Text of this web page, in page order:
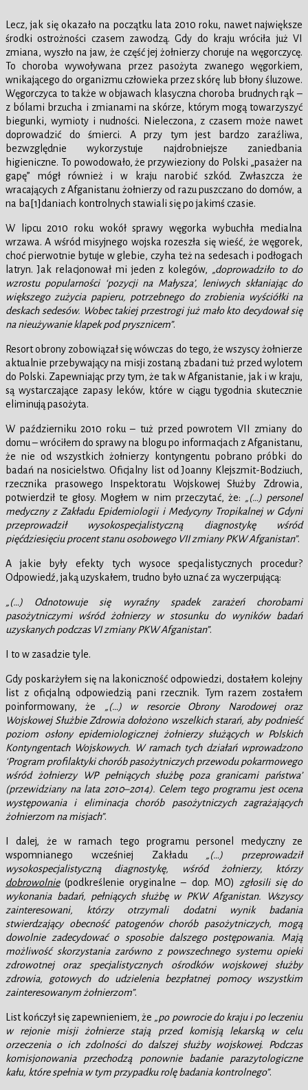
Lecz, jak się okazało na początku lata 2010 roku, nawet największe
środki ostrożności czasem zawodzą. Gdy do kraju wróciła już VI
zmiana, wyszło na jaw, że część jej żołnierzy choruje na węgorczycę.
To choroba wywoływana przez pasożyta zwanego węgorkiem,
wnikającego do organizmu człowieka przez skórę lub błony śluzowe.
Węgorczyca to także w objawach klasyczna choroba brudnych rąk –
z bólami brzucha i zmianami na skórze, którym mogą towarzyszyć
biegunki, wymioty i nudności. Nieleczona, z czasem może nawet
doprowadzić do śmierci. A przy tym jest bardzo zaraźliwa,
bezwzględnie wykorzystuje najdrobniejsze zaniedbania
higieniczne. To powodowało, że przywieziony do Polski „pasażer na
gapę” mógł również i w kraju narobić szkód. Zwłaszcza że
wracających z Afganistanu żołnierzy od razu puszczano do domów, a
na ba[1]daniach kontrolnych stawiali się po jakimś czasie.
W lipcu 2010 roku wokół sprawy węgorka wybuchła medialna
wrzawa. A wśród misyjnego wojska rozeszła się wieść, że węgorek,
choć pierwotnie bytuje w glebie, czyha też na sedesach i podłogach
latryn. Jak relacjonował mi jeden z kolegów, „doprowadziło to do
wzrostu popularności ‘pozycji na Małysza’, leniwych skłaniając do
większego zużycia papieru, potrzebnego do zrobienia wyściółki na
deskach sedesów. Wobec takiej przestrogi już mało kto decydował się
na nieużywanie klapek pod prysznicem”.
Resort obrony zobowiązał się wówczas do tego, że wszyscy żołnierze
aktualnie przebywający na misji zostaną zbadani tuż przed wylotem
do Polski. Zapewniając przy tym, że tak w Afganistanie, jak i w kraju,
są wystarczające zapasy leków, które w ciągu tygodnia skutecznie
eliminują pasożyta.
W październiku 2010 roku – tuż przed powrotem VII zmiany do
domu – wróciłem do sprawy na blogu po informacjach z Afganistanu,
że nie od wszystkich żołnierzy kontyngentu pobrano próbki do
badań na nosicielstwo. Oficjalny list od Joanny Klejszmit-Bodziuch,
rzecznika prasowego Inspektoratu Wojskowej Służby Zdrowia,
potwierdził te głosy. Mogłem w nim przeczytać, że: „(…) personel
medyczny z Zakładu Epidemiologii i Medycyny Tropikalnej w Gdyni
przeprowadził wysokospecjalistyczną diagnostykę wśród
pięćdziesięciu procent stanu osobowego VII zmiany PKW Afganistan”.
A jakie były efekty tych wysoce specjalistycznych procedur?
Odpowiedź, jaką uzyskałem, trudno było uznać za wyczerpującą:
„(…) Odnotowuje się wyraźny spadek zarażeń chorobami
pasożytniczymi wśród żołnierzy w stosunku do wyników badań
uzyskanych podczas VI zmiany PKW Afganistan”.
I to w zasadzie tyle.
Gdy poskarżyłem się na lakoniczność odpowiedzi, dostałem kolejny
list z oficjalną odpowiedzią pani rzecznik. Tym razem zostałem
poinformowany, że
„(…) w resorcie Obrony Narodowej oraz
Wojskowej Służbie Zdrowia dołożono wszelkich starań, aby podnieść
poziom osłony epidemiologicznej żołnierzy służących w Polskich
Kontyngentach Wojskowych. W ramach tych działań wprowadzono
‘Program profilaktyki chorób pasożytniczych przewodu pokarmowego
wśród żołnierzy WP pełniących służbę poza granicami państwa’
(przewidziany na lata 2010–2014). Celem tego programu jest ocena
występowania i eliminacja chorób pasożytniczych zagrażających
żołnierzom na misjach”.
I dalej, że w ramach tego programu personel medyczny ze
wspomnianego wcześniej Zakładu
„(…) przeprowadził
wysokospecjalistyczną diagnostykę, wśród żołnierzy, którzy
dobrowolnie(podkreślenie oryginalne – dop. MO) zgłosili się do
wykonania badań, pełniących służbę w PKW Afganistan. Wszyscy
zainteresowani, którzy otrzymali dodatni wynik badania
stwierdzający obecność patogenów chorób pasożytniczych, mogą
dowolnie zadecydować o sposobie dalszego postępowania. Mają
możliwość skorzystania zarówno z powszechnego systemu opieki
zdrowotnej oraz specjalistycznych ośrodków wojskowej służby
zdrowia, gotowych do udzielenia bezpłatnej pomocy wszystkim
zainteresowanym żołnierzom”.
List kończył się zapewnieniem, że „po powrocie do kraju i po leczeniu
w rejonie misji żołnierze stają przed komisją lekarską w celu
orzeczenia o ich zdolności do dalszej służby wojskowej. Podczas
komisjonowania przechodzą ponownie badanie parazytologiczne
kału, które spełnia w tym przypadku rolę badania kontrolnego”.